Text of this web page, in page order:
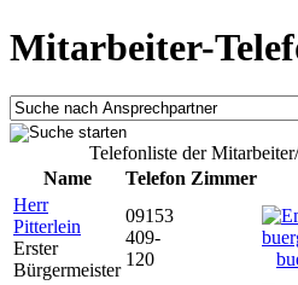
Mitarbeiter-
Telefonliste der
Name
Telefon Zimmer
Herr
Pitterlein
Erster
Bürgermeister
09153
409-
120